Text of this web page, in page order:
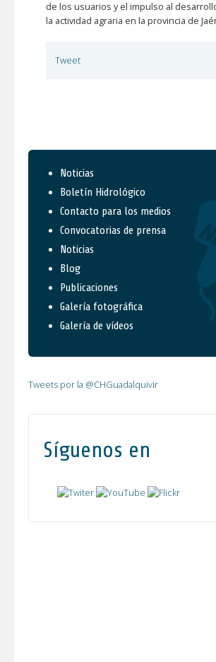
de los usuarios y el impulso al
la actividad agraria en la provincia de
Tweet
Noticias
Boletín Hidrológico
Contacto para los medios
Convocatorias de prensa
Noticias
Blog
Publicaciones
Galería fotográfica
Galería de vídeos
Tweets por la @CHGuadalquivir
Síguenos en